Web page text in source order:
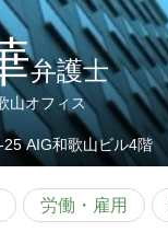
弁護士
山オフィス
AIG和歌山ビル4階
労働・雇用